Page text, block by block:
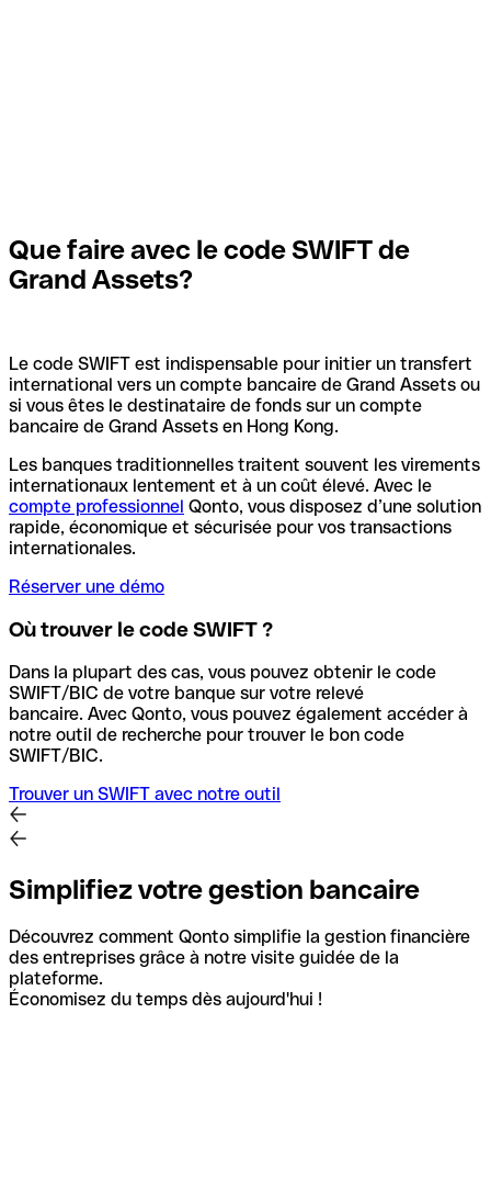
Que faire avec le code SWIFT de
Grand Assets?
Le code SWIFT est indispensable pour initier un transfert
international vers un compte bancaire de Grand Assets ou
si vous êtes le destinataire de fonds sur un compte
bancaire de Grand Assets en Hong Kong.
Les banques traditionnelles traitent souvent les virements
internationaux lentement et à un coût élevé. Avec le
compte professionnel Qonto, vous disposez d’une solution
rapide, économique et sécurisée pour vos transactions
internationales.
Réserver une démo
Où trouver le code SWIFT ?
Dans la plupart des cas, vous pouvez obtenir le code
SWIFT/BIC de votre banque sur votre relevé
bancaire. Avec Qonto, vous pouvez également accéder à
notre outil de recherche pour trouver le bon code
SWIFT/BIC.
Trouver un SWIFT avec notre outil
Simplifiez votre gestion bancaire
Découvrez comment Qonto simplifie la gestion financière
des entreprises grâce à notre visite guidée de la
plateforme.
Économisez du temps dès aujourd'hui !